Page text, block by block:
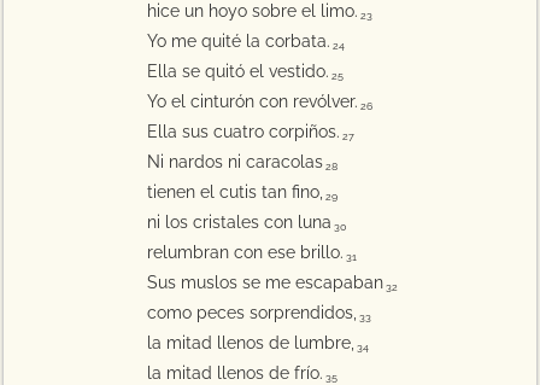
hice un hoyo sobre el limo. 23
Yo me quité la corbata. 24
Ella se quitó el vestido. 25
Yo el cinturón con revólver. 26
Ella sus cuatro corpiños. 27
Ni nardos ni caracolas 28
tienen el cutis tan fino, 29
ni los cristales con luna 30
relumbran con ese brillo. 31
Sus muslos se me escapaban 32
como peces sorprendidos, 33
la mitad llenos de lumbre, 34
la mitad llenos de frío. 35